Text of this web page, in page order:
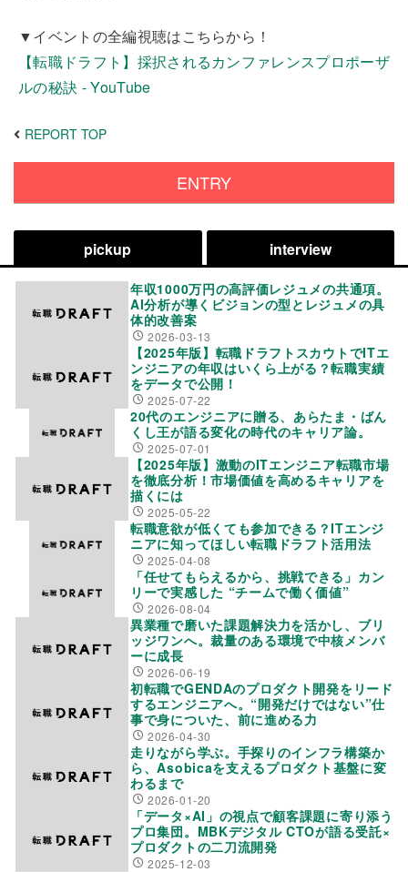
▼イベントの全編視聴はこちらから！
【転職ドラフト】採択されるカンファレンスプロポーザ
ルの秘訣 - YouTube
REPORT TOP
ENTRY
pickup interview
年収1000万円の高評価レジュメの共通項。
AI分析が導くビジョンの型とレジュメの具
体的改善案
2026-03-13
【2025年版】転職ドラフトスカウトでITエ
ンジニアの年収はいくら上がる？転職実績
をデータで公開！
2025-07-22
20代のエンジニアに贈る、あらたま・ばん
くし王が語る変化の時代のキャリア論。
2025-07-01
【2025年版】激動のITエンジニア転職市場
を徹底分析！市場価値を高めるキャリアを
描くには
2025-05-22
転職意欲が低くても参加できる？ITエンジ
ニアに知ってほしい転職ドラフト活用法
2025-04-08
「任せてもらえるから、挑戦できる」カン
リーで実感した “チームで働く価値”
2026-08-04
異業種で磨いた課題解決力を活かし、ブリ
ッジワンへ。裁量のある環境で中核メンバ
ーに成長
2026-06-19
初転職でGENDAのプロダクト開発をリード
するエンジニアへ。“開発だけではない”仕
事で身についた、前に進める力
2026-04-30
走りながら学ぶ。手探りのインフラ構築か
ら、Asobicaを支えるプロダクト基盤に変
わるまで
2026-01-20
「データ×AI」の視点で顧客課題に寄り添う
プロ集団。MBKデジタル CTOが語る受託×
プロダクトの二刀流開発
2025-12-03